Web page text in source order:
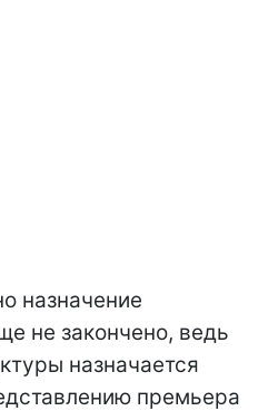
назначение
не закончено, ведь
назначается
премьера